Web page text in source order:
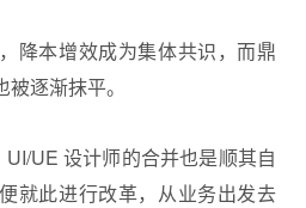
降本增效成为集体共识，而鼎
逐渐抹平。
UE 设计师的合并也是顺其自
就此进行改革，从业务出发去